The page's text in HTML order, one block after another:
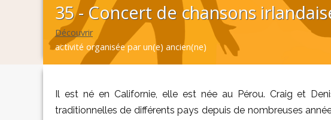
35 - Concert de chansons
Découvrir
activité organisée par un(e) ancien(ne)
Il est né en Californie, elle est née au Pérou. Craig et
traditionnelles de différents pays depuis de nombreuses